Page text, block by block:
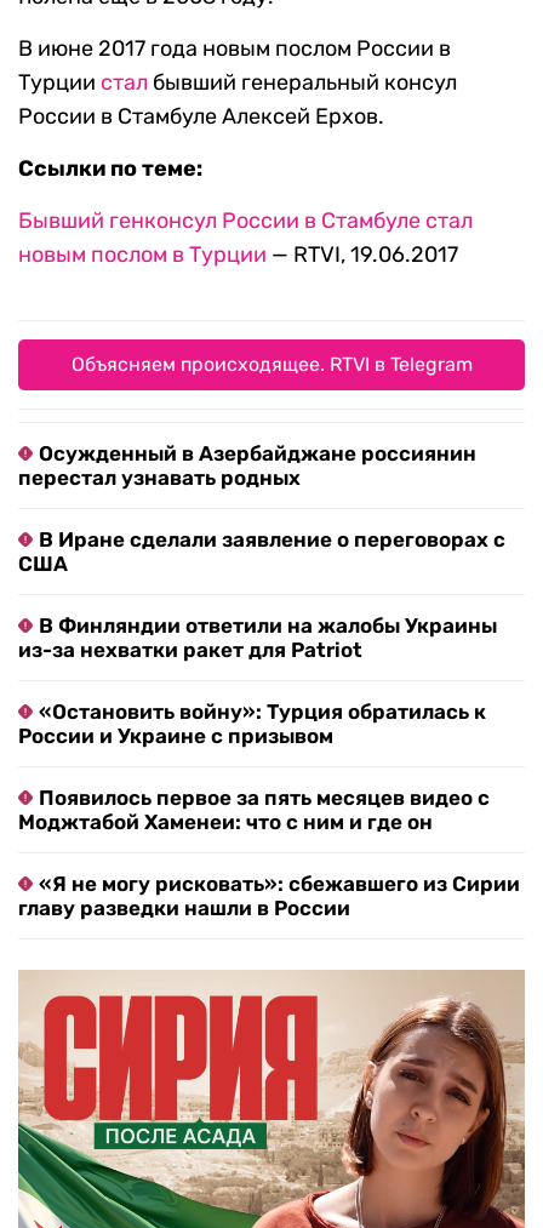
В июне 2017 года новым послом России в
Турции стал бывший генеральный консул
России в Стамбуле Алексей Ерхов.
Ссылки по теме:
Бывший генконсул России в Стамбуле стал
новым послом в Турции — RTVI, 19.06.2017
Объясняем происходящее. RTVI в Telegram
Осужденный в Азербайджане россиянин
перестал узнавать родных
В Иране сделали заявление о переговорах с
США
В Финляндии ответили на жалобы Украины
из-за нехватки ракет для Patriot
«Остановить войну»: Турция обратилась к
России и Украине с призывом
Появилось первое за пять месяцев видео с
Моджтабой Хаменеи: что с ним и где он
«Я не могу рисковать»: сбежавшего из Сирии
главу разведки нашли в России